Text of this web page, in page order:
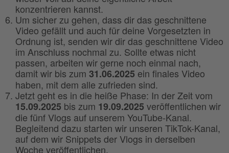
konzentrieren kannst.
Um sicher zu gehen, dass dir das geschnittene
Video gefällt und auch für deine Vorgesetzten in
Ordnung ist, senden wir dir das geschnittene Video
im Anschluss nochmal zu. Sollte etwas nicht
passen, arbeiten wir gerne noch einmal nach,
damit wir bis zum 31.06.2025 ein finales Video
haben, mit dem alle zufrieden sind.
Jetzt geht es in die heiße Phase: In der Zeit vom
15.09.2025 bis zum 19.09.2025 veröffentlichen wir
die fünf Vlogs auf unserem YouTube-Kanal.
Begleitend dazu starten wir unseren TikTok-Kanal,
auf dem wir Snippets der Vlogs in derselben
Woche veröffentlichen.